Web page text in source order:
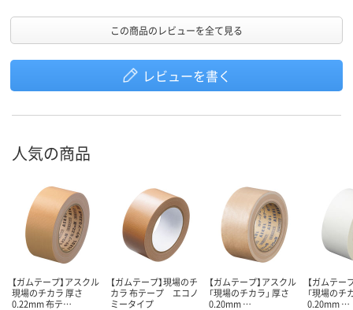
この商品のレビューを全て見る
レビューを書く
人気の商品
【ガムテープ】アスクル
現場のチカラ 厚さ
0.22mm 布テ…
【ガムテープ】現場のチ
カラ 布テープ エコノ
ミータイプ
【ガムテープ】アスクル
「現場のチカラ」 厚さ
0.20mm …
【ガムテー
「現場のチ
0.20mm …